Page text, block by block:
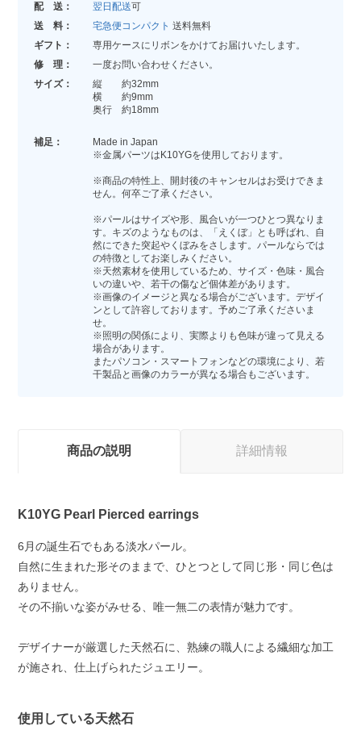
配 送： 翌日配送可
送 料：
宅急便コンパクト 送料無料
ギフト：
専用ケースにリボンをかけてお届けいたします。
修 理：
一度お問い合わせください。
サイズ：
縦 約32mm
横 約9mm
奥行 約18mm
補足：
Made in Japan
※金属パーツはK10YGを使用しております。
※商品の特性上、開封後のキャンセルはお受けできま
せん。何卒ご了承ください。
※パールはサイズや形、風合いが一つひとつ異なりま
す。キズのようなものは、「えくぼ」とも呼ばれ、自
然にできた突起やくぼみをさします。パールならでは
の特徴としてお楽しみください。
※天然素材を使用しているため、サイズ・色味・風合
いの違いや、若干の傷など個体差があります。
※画像のイメージと異なる場合がございます。デザイ
ンとして許容しております。予めご了承くださいま
せ。
※照明の関係により、実際よりも色味が違って見える
場合があります。
またパソコン・スマートフォンなどの環境により、若
干製品と画像のカラーが異なる場合もございます。
商品の説明 詳細情報
K10YG Pearl Pierced earrings
6月の誕生石でもある淡水パール。
自然に生まれた形そのままで、ひとつとして同じ形・同じ色は
ありません。
その不揃いな姿がみせる、唯一無二の表情が魅力です。
デザイナーが厳選した天然石に、熟練の職人による繊細な加工
が施され、仕上げられたジュエリー。
使用している天然石